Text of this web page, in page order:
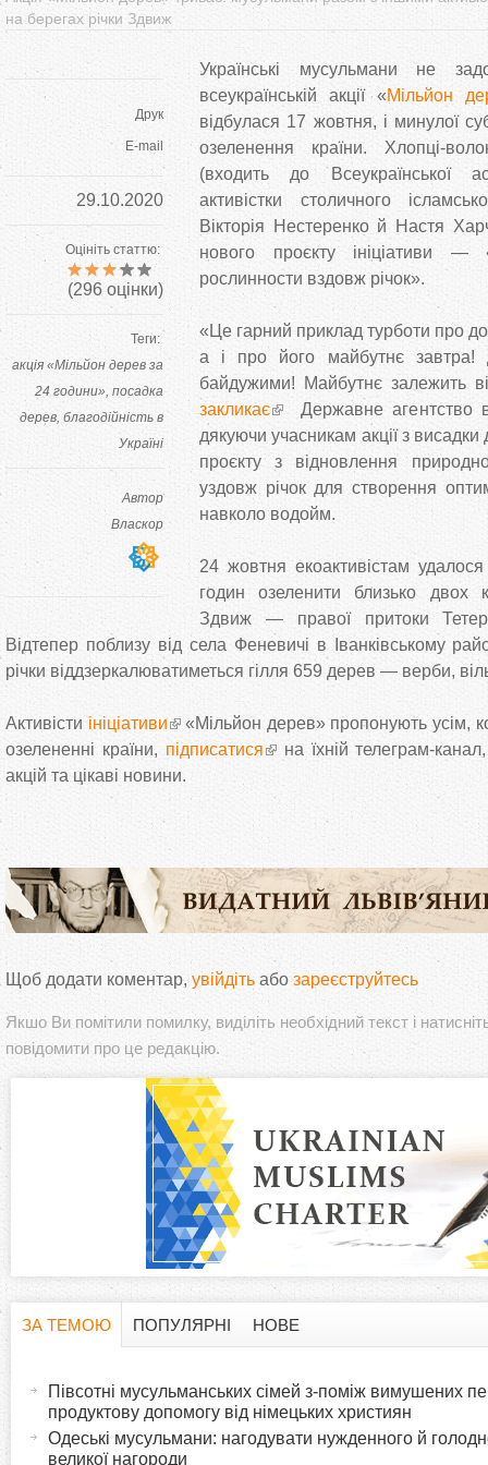
на берегах річки Здвиж
Друк
E-mail
29.10.2020
Оцініть статтю:
(296 оцінки)
Теги:
акція «Мільйон дерев за
24 години» посадка
дерев благодійність в
Україні
Автор
Власкор
Українські мусульмани не
всеукраїнській акції «Мільйон
відбулася 17 жовтня, і минулої
озеленення країни. Хлопці-
(входить до Всеукраїнської
активістки столичного
Вікторія Нестеренко й Настя
нового проєкту ініціативи —
рослинности вздовж річок».
«Це гарний приклад турботи про
а і про його майбутнє завтра!
байдужими! Майбутнє залежить
закликає
Державне агентство
дякуючи учасникам акції з
проєкту з відновлення
уздовж річок для створення
навколо водойм.
24 жовтня екоактивістам
годин озеленити близько двох
Здвиж — правої притоки
Відтепер поблизу від села Феневичі в Іванківському
річки віддзеркалюватиметься гілля 659 дерев — верби,
Активістиініціативи
«Мільйон дерев» пропонують усім,
озелененні країни, підписатися
на їхній телеграм-
акцій та цікаві новини.
Щоб додати коментар,увійдіть або зареєструйтесь
Якшо Ви помітили помилку, виділіть необхідний текст і
повідомити про це редакцію.
ЗА ТЕМОЮ
ПОПУЛЯРНІ НОВЕ
Півсотні мусульманських сімей з-поміж вимушених
продуктову допомогу від німецьких християн
Одеські мусульмани: нагодувати нужденного й
великої нагороди